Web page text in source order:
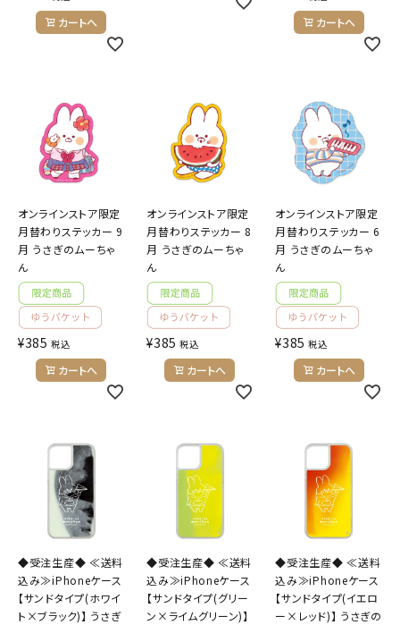
カートへ カートへ
オンラインストア限定
月替わりステッカー 9
月 うさぎのムーちゃ
ん
¥385 税込
カートへ
オンラインストア限定
月替わりステッカー 8
月 うさぎのムーちゃ
ん
¥385 税込
カートへ
オンラインストア限定
月替わりステッカー 6
月 うさぎのムーちゃ
ん
¥385 税込
カートへ
◆受注生産◆ ≪送料
込み≫iPhoneケース
【サンドタイプ(ホワイ
ト×ブラック)】 うさぎ
◆受注生産◆ ≪送料
込み≫iPhoneケース
【サンドタイプ(グリー
ン×ライムグリーン)】
◆受注生産◆ ≪送料
込み≫iPhoneケース
【サンドタイプ(イエロ
ー×レッド)】 うさぎの